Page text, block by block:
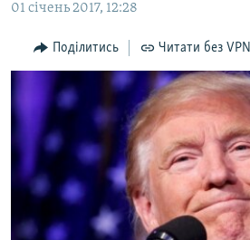
Перейти
пошукуІНТЕРВ'Ю
ВСЕ ЗА ДЕНЬ
СПЕЦПРОЕКТИ
ДЕПОРТАЦІЯ
ВІДЕОУРОКИ «ELIFBE»
СВІДЧЕННЯ ОКУПАЦІЇ
ЯК ОБІЙТИ БЛОКУВАННЯ
Русский
Qırımtatar
01 січень 2017, 12:28
Поділитись Читати без VPN